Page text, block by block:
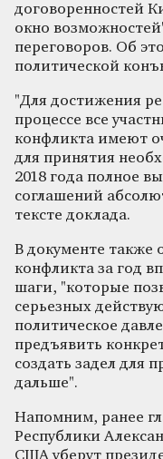
договоренностей
окно
переговоров. Об
политической
"Для достижения
процессе все
конфликта имеют
для принятия
2018 года полное
соглашений
тексте доклада.
В документе также
конфликта за год
шаги, "которые
серьезных
политическое
предъявить
создать задел для
дальше".
Напомним, ранее
Республики
США уберут